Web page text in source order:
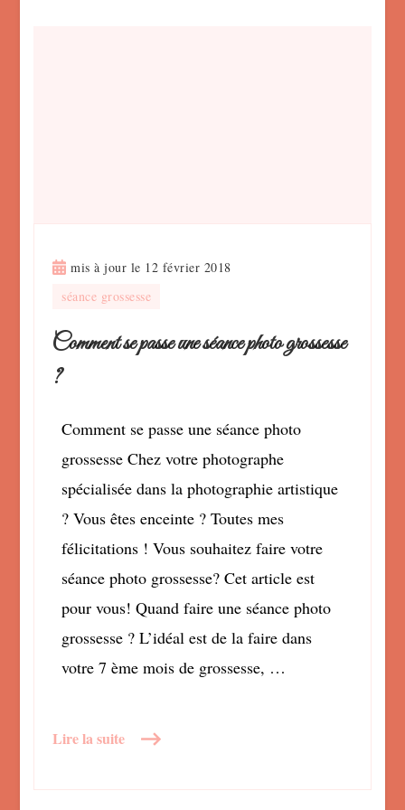
mis à jour le 12 février 2018
séance grossesse
Comment se passe une séance photo grossesse
?
Comment se passe une séance photo
grossesse Chez votre photographe
spécialisée dans la photographie artistique
? Vous êtes enceinte ? Toutes mes
félicitations ! Vous souhaitez faire votre
séance photo grossesse? Cet article est
pour vous! Quand faire une séance photo
grossesse ? L’idéal est de la faire dans
votre 7 ème mois de grossesse, …
Lire la suite